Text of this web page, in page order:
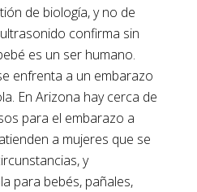
de biología, y no de
confirma sin
es un ser humano.
enfrenta a un embarazo
En Arizona hay cerca de
para el embarazo a
a mujeres que se
y
para bebés, pañales,